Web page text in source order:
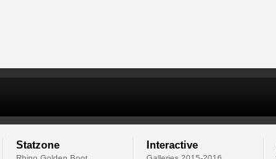
Statzone Interactive